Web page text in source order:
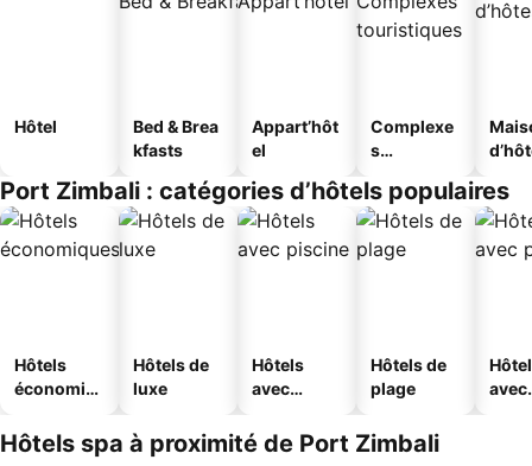
Hôtel
Bed & Brea
kfasts
Appart’hôt
el
Complexe
s
s
Port Zimbali : catégories d’hôtels populaires
Hôtels
économiq
Hôtels de
luxe
Hôtels
avec
Hôtels de
plage
avec
Hôtels spa à proximité de Port Zimbali